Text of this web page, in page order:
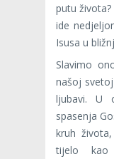
putu
ide
Isusa u
Slavimo
našoj
ljubavi. U
spasenja
kruh
tijelo